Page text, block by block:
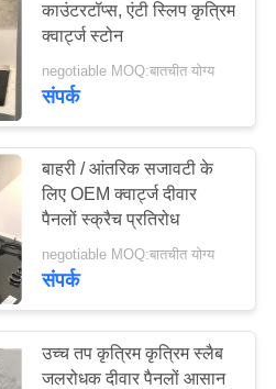
टॉप
पत्थर
काउंटरटॉप्स, एंटी स्लिप कृत्रिम
क्वार्ट्ज स्टोन
negotiable MOQ:बातचीत योग्य
संपर्क
बाहरी / आंतरिक सजावटी के
लिए OEM क्वार्ट्ज दीवार
पैनलों स्क्रैच प्रतिरोध
negotiable MOQ:बातचीत योग्य
संपर्क
उच्च तप कृत्रिम कृत्रिम स्लैब
जलरोधक दीवार पैनलों आसान